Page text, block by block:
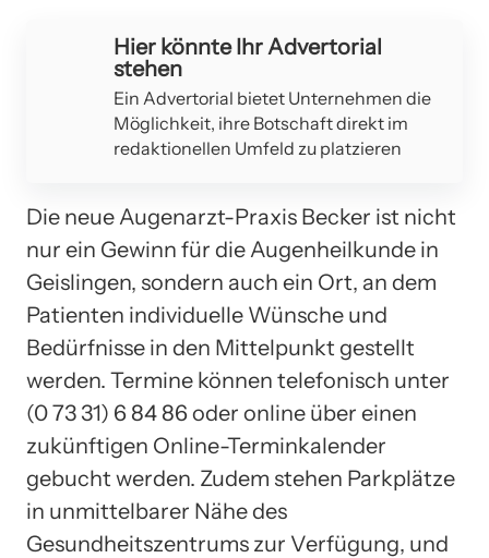
Hier könnte Ihr Advertorial
stehen
Ein Advertorial bietet Unternehmen die
Möglichkeit, ihre Botschaft direkt im
redaktionellen Umfeld zu platzieren
Die neue Augenarzt-Praxis Becker ist nicht
nur ein Gewinn für die Augenheilkunde in
Geislingen, sondern auch ein Ort, an dem
Patienten individuelle Wünsche und
Bedürfnisse in den Mittelpunkt gestellt
werden. Termine können telefonisch unter
(0 73 31) 6 84 86 oder online über einen
zukünftigen Online-Terminkalender
gebucht werden. Zudem stehen Parkplätze
in unmittelbarer Nähe des
Gesundheitszentrums zur Verfügung, und